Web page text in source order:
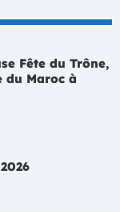
Fête du Trône,
du Maroc à